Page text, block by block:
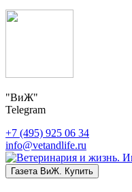
"ВиЖ"
Telegram
+7 (495) 925 06 34
info@vetandlife.ru
Газета ВиЖ. Купить